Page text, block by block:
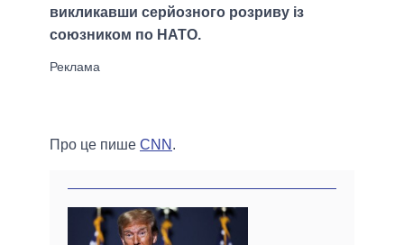
викликавши серйозного розриву із
союзником по НАТО.
Про це пише CNN .